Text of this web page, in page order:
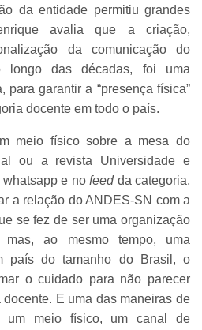
da entidade permitiu grandes
avalia que a criação,
da comunicação do
longo das décadas, foi uma
para garantir a “presença física”
docente em todo o país.
meio físico sobre a mesa do
ou a revista Universidade e
e nofeed da categoria,
a relação do ANDES-SN com a
se fez de ser uma organização
ao mesmo tempo, uma
país do tamanho do Brasil, o
o cuidado para não parecer
E uma das maneiras de
um meio físico, um canal de